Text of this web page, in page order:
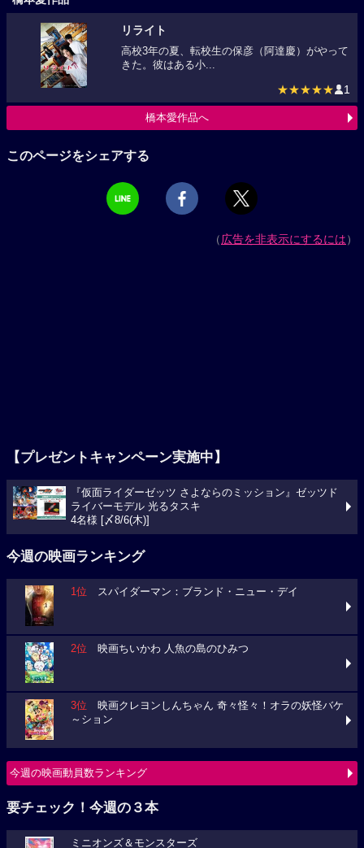
リライト
高校3年の夏、転校生の保彦（阿達慶）がやって
きた。彼はある小...
★★★★★ 1
橋本愛作品へ
このページをシェアする
（広告を非表示にするには）
【プレゼントキャンペーン実施中】
『仮面ライダーゼッツ さよならのミッション』ゼッツド
ライバーモデル 光るタスキ
4名様 [〆8/6(木)]
今週の映画ランキング
1位 スパイダーマン：ブランド・ニュー・デイ
2位 映画ちいかわ 人魚の島のひみつ
3位 映画クレヨンしんちゃん 奇々怪々！オラの妖怪バケ
～ション
今週の映画動員数ランキング
要チェック！今週の３本
ミニオンズ＆モンスターズ